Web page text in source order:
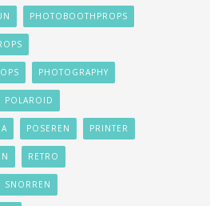
PHOTOBOOTHPROPS
PHOTOGRAPHY
POLAROID
POSEREN PRINTER
RETRO
SNORREN